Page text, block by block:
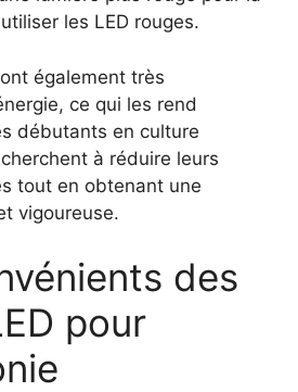
les LED rouges.
également très
ce qui les rend
débutants en culture
à réduire leurs
tout en obtenant une
vigoureuse.
des
pour